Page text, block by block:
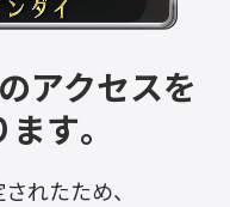
アクセスを
す。
れたため、